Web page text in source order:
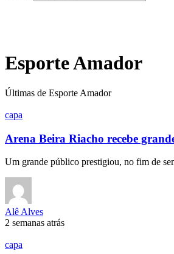
Esporte Amador
Últimas de Esporte Amador
capa
Arena Beira Riacho recebe
Um grande público prestigiou, no fim de
Alê Alves
2 semanas atrás
capa